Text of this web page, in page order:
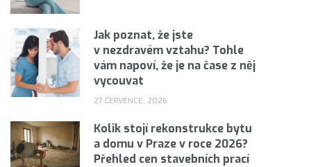
Jak poznat, že jste
v nezdravém vztahu? Tohle
vám napoví, že je na čase z něj
vycouvat
27 ČERVENCE, 2026
Kolik stojí rekonstrukce bytu
a domu v Praze v roce 2026?
Přehled cen stavebních prací